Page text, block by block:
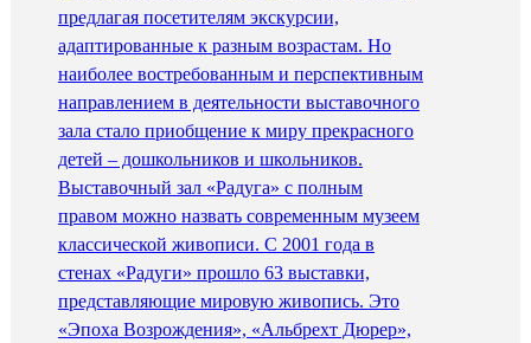
предлагая посетителям экскурсии,
адаптированные к разным возрастам. Но
наиболее востребованным и перспективным
направлением в деятельности выставочного
зала стало приобщение к миру прекрасного
детей – дошкольников и школьников.
Выставочный зал «Радуга» с полным
правом можно назвать современным музеем
классической живописи. С 2001 года в
стенах «Радуги» прошло 63 выставки,
представляющие мировую живопись. Это
«Эпоха Возрождения», «Альбрехт Дюрер»,